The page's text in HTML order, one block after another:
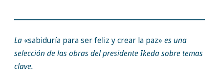
La «sabiduría para ser feliz y crear la paz» es una
selección de las obras del presidente Ikeda sobre temas
clave.